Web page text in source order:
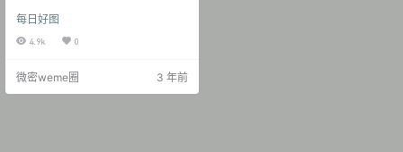
密圈 NO.002期 【53P】 抖音 麻辣
兔头 微密圈 NO.003期 【110P2
圈 NO.005期 【134P2V】 抖音 麻
辣兔头 微密圈 NO.006期 【140P3
每日好图
4.9k 0
微密weme圈 3 年前